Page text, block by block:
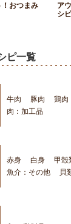
！おつまみ
ア
シ
ピ一覧
牛肉 豚肉 鶏肉
肉：加工品
赤身 白身 甲殻
魚介：その他
貝